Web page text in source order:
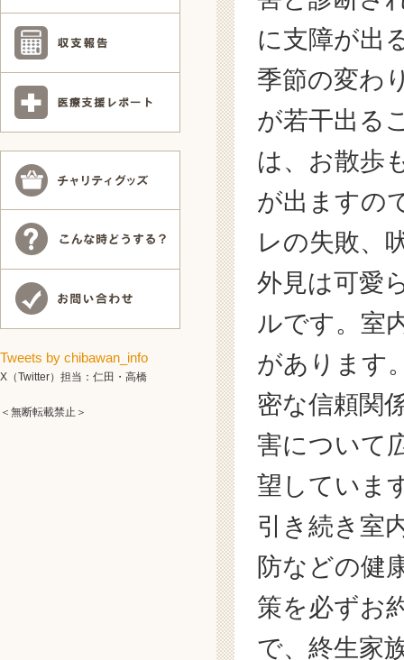
に支障が出
季節の変わ
が若干出る
は、お散歩
が出ますの
レの失敗、
外見は可愛
ルです。室
があります
密な信頼関
害について
望していま
引き続き室
防などの健
策を必ずお
で、終生家
Tweets by chibawan_info
X（Twitter）担当：仁田・高橋
＜無断転載禁止＞